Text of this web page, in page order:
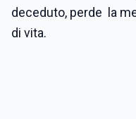
deceduto, perde la
di vita.